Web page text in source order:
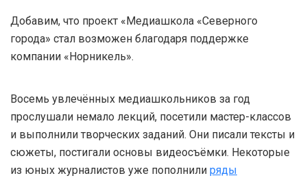
Добавим, что проект «Медиашкола «Северного
города» стал возможен благодаря поддержке
компании «Норникель».
Восемь увлечённых медиашкольников за год
прослушали немало лекций, посетили мастер-классов
и выполнили творческих заданий. Они писали тексты и
сюжеты, постигали основы видеосъёмки. Некоторые
из юных журналистов уже пополнили ряды